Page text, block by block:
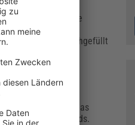
macht.
eine geringere
überprüft und nachgefüllt
gehört das
des Ladezustands.